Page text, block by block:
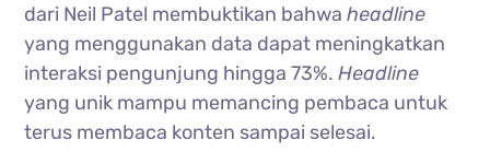
dari Neil Patel membuktikan bahwaheadline
yang menggunakan data dapat meningkatkan
interaksi pengunjung hingga 73%.Headline
yang unik mampu memancing pembaca untuk
terus membaca konten sampai selesai.